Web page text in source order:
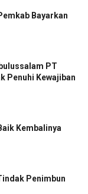
Bayarkan
PT
Penuhi Kewajiban
Kembalinya
Penimbun